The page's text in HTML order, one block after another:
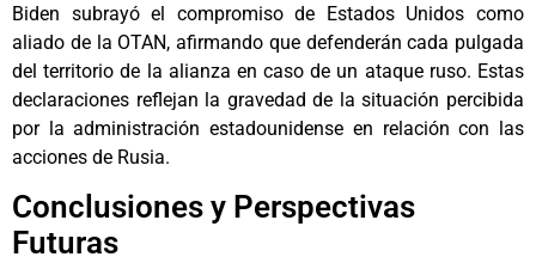
Biden subrayó el compromiso de Estados Unidos como
aliado de la OTAN, afirmando que defenderán cada pulgada
del territorio de la alianza en caso de un ataque ruso. Estas
declaraciones reflejan la gravedad de la situación percibida
por la administración estadounidense en relación con las
acciones de Rusia.
Conclusiones y Perspectivas
Futuras